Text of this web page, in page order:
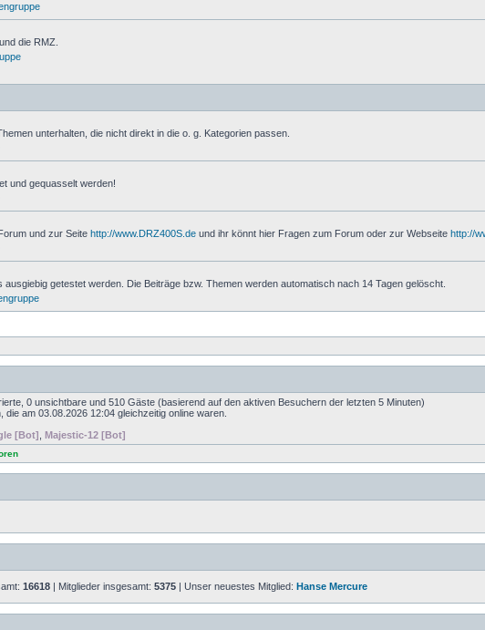
die RMZ.
unterhalten, die nicht direkt in die o. g. Kategorien passen.
und gequasselt werden!
und zur Seite http://www.DRZ400S.de und ihr könnt hier Fragen zum Forum oder zur Webseite http://
getestet werden. Die Beiträge bzw. Themen werden automatisch nach 14 Tagen gelöscht.
0 unsichtbare und 510 Gäste (basierend auf den aktiven Besuchern der letzten 5 Minuten)
die am 03.08.2026 12:04 gleichzeitig online waren.
[Bot] Majestic-12 [Bot]
16618 | Mitglieder insgesamt: 5375 | Unser neuestes Mitglied: Hanse Mercure